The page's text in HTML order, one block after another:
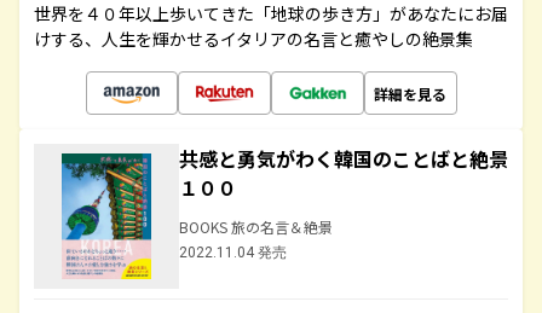
世界を４０年以上歩いてきた「地球の歩き方」があなたにお届
けする、人生を輝かせるイタリアの名言と癒やしの絶景集
詳細を見る
共感と勇気がわく韓国のことばと絶景
１００
BOOKS 旅の名言＆絶景
2022.11.04 発売